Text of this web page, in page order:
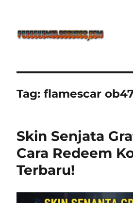
Defense Main
Ketagihan!
Tag:flamescar
Skin Senjata
Cara Redeem
Terbaru!